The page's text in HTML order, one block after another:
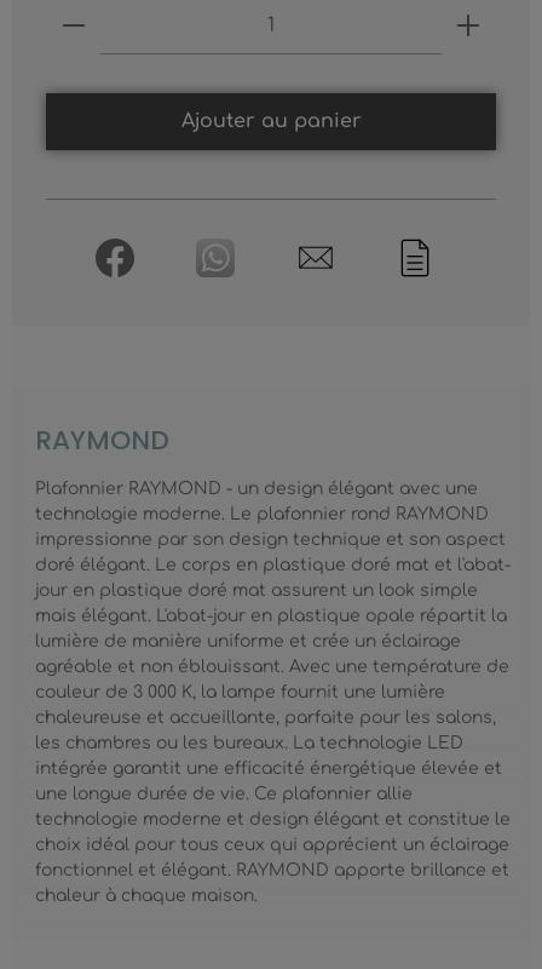
Produkt Anzahl: Gib den
Ajouter au panier
RAYMOND
Plafonnier RAYMOND - un design élégant avec une
technologie moderne. Le plafonnier rond RAYMOND
impressionne par son design technique et son aspect
doré élégant. Le corps en plastique doré mat et l'abat-
jour en plastique doré mat assurent un look simple
mais élégant. L'abat-jour en plastique opale répartit la
lumière de manière uniforme et crée un éclairage
agréable et non éblouissant. Avec une température de
couleur de 3 000 K, la lampe fournit une lumière
chaleureuse et accueillante, parfaite pour les salons,
les chambres ou les bureaux. La technologie LED
intégrée garantit une efficacité énergétique élevée et
une longue durée de vie. Ce plafonnier allie
technologie moderne et design élégant et constitue le
choix idéal pour tous ceux qui apprécient un éclairage
fonctionnel et élégant. RAYMOND apporte brillance et
chaleur à chaque maison.